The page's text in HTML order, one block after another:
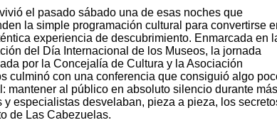
el pasado sábado una de esas noches que
la simple programación cultural para convertirse
experiencia de descubrimiento. Enmarcada en
del Día Internacional de los Museos, la jornada
por la Concejalía de Cultura y la Asociación
culminó con una conferencia que consiguió algo
mantener al público en absoluto silencio durante
especialistas desvelaban, pieza a pieza, los
de Las Cabezuelas.